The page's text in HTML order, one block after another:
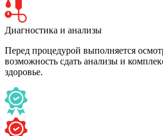
Диагностика и анализы
Перед процедурой выполняется
возможность сдать анализы и
здоровье.